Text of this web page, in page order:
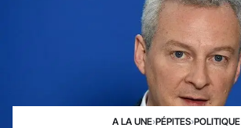
A LA UNE›PÉPITES›POLITIQUE